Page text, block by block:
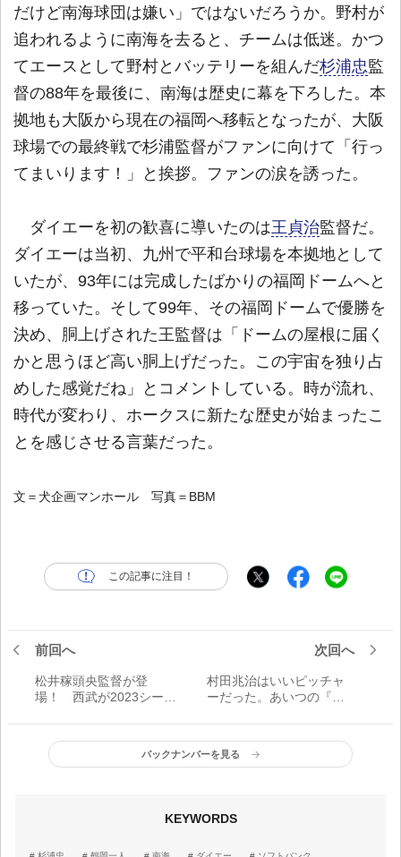
だけど南海球団は嫌い」ではないだろうか。野村が
追われるように南海を去ると、チームは低迷。かつ
てエースとして野村とバッテリーを組んだ杉浦忠監
督の88年を最後に、南海は歴史に幕を下ろした。本
拠地も大阪から現在の福岡へ移転となったが、大阪
球場での最終戦で杉浦監督がファンに向けて「行っ
てまいります！」と挨拶。ファンの涙を誘った。
ダイエーを初の歓喜に導いたのは王貞治監督だ。
ダイエーは当初、九州で平和台球場を本拠地として
いたが、93年には完成したばかりの福岡ドームへと
移っていた。そして99年、その福岡ドームで優勝を
決め、胴上げされた王監督は「ドームの屋根に届く
かと思うほど高い胴上げだった。この宇宙を独り占
めした感覚だね」とコメントしている。時が流れ、
時代が変わり、ホークスに新たな歴史が始まったこ
とを感じさせる言葉だった。
文＝犬企画マンホール 写真＝BBM
この記事に注目！
前回へ
松井稼頭央監督が登
場！ 西武が2023シーズ
会を公式YouTubeでライ
ブ配信
次回へ
村田兆治はいいピッチャ
ーだった。あいつの『サ
げでついたようなもんな
んだけどね／佐藤道郎
『酔いどれの鉄腕』
バックナンバーを見る
KEYWORDS